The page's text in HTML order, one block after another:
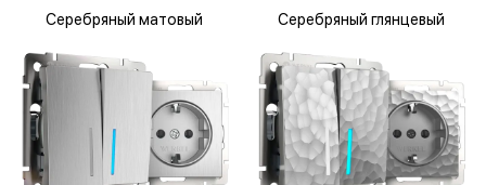
Серебряный матовый Серебряный глянцевый